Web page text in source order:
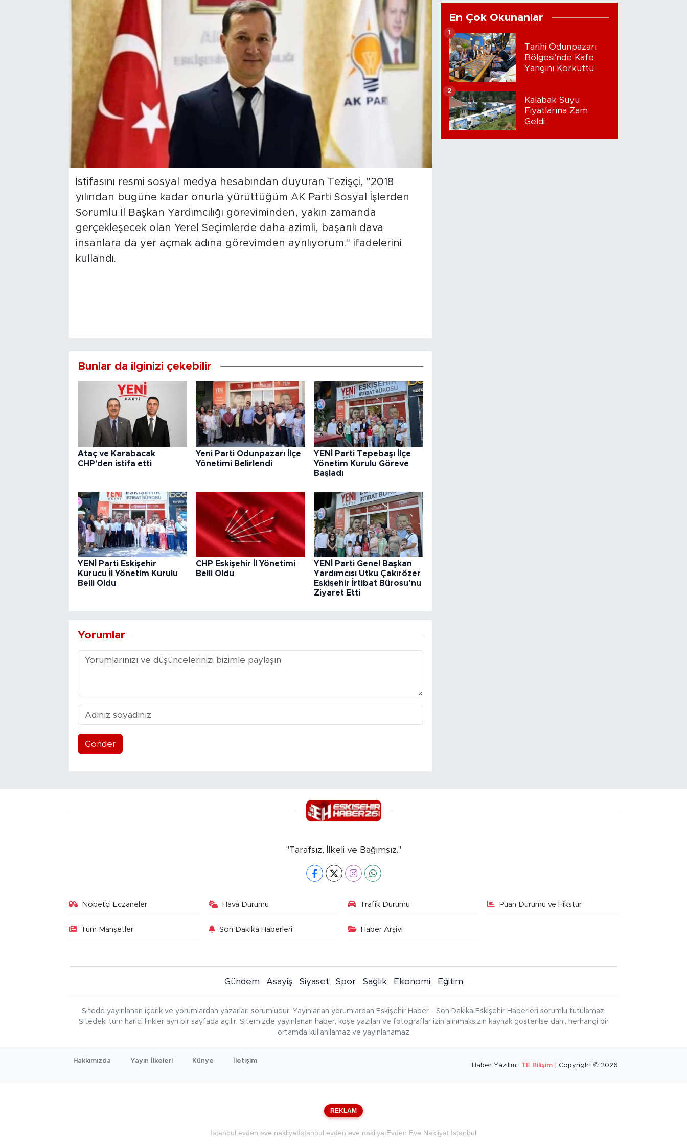
İstifasını resmi sosyal medya hesabından duyuran Tezişçi, "2018
yılından bugüne kadar onurla yürüttüğüm AK Parti Sosyal İşlerden
Sorumlu İl Başkan Yardımcılığı göreviminden, yakın zamanda
gerçekleşecek olan Yerel Seçimlerde daha azimli, başarılı dava
insanlara da yer açmak adına görevimden ayrılıyorum." ifadelerini
kullandı.
Bunlar da ilginizi çekebilir
Ataç ve Karabacak
CHP'den istifa etti
Yeni Parti Odunpazarı İlçe
Yönetimi Belirlendi
YENİ Parti Tepebaşı İlçe
Yönetim Kurulu Göreve
Başladı
YENİ Parti Eskişehir
Kurucu İl Yönetim Kurulu
Belli Oldu
CHP Eskişehir İl Yönetimi
Belli Oldu
YENİ Parti Genel Başkan
Yardımcısı Utku Çakırözer
Eskişehir İrtibat Bürosu’nu
Ziyaret Etti
Yorumlar
Gönder
En Çok Okunanlar
Tarihi Odunpazarı
Bölgesi'nde Kafe
Yangını Korkuttu
1
Kalabak Suyu
Fiyatlarına Zam
Geldi
2
"Tarafsız, İlkeli ve Bağımsız."
Nöbetçi Eczaneler Hava Durumu Trafik Durumu Puan Durumu ve Fikstür
Tüm Manşetler Son Dakika Haberleri Haber Arşivi
Gündem Asayiş Siyaset Spor Sağlık Ekonomi Eğitim
Sitede yayınlanan içerik ve yorumlardan yazarları sorumludur. Yayınlanan yorumlardan Eskişehir Haber - Son Dakika Eskişehir Haberleri sorumlu tutulamaz.
Sitedeki tüm harici linkler ayrı bir sayfada açılır. Sitemizde yayınlanan haber, köşe yazıları ve fotoğraflar izin alınmaksızın kaynak gösterilse dahi, herhangi bir
ortamda kullanılamaz ve yayınlanamaz
Hakkımızda Yayın İlkeleri Künye İletişim
Haber Yazılımı: TE Bilişim | Copyright © 2026
REKLAM
İstanbul evden eve nakliyatİstanbul evden eve nakliyatEvden Eve Nakliyat İstanbul